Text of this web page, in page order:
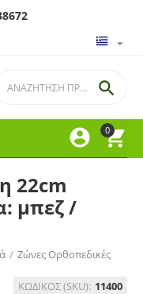
0



22cm
μπεζ /
/ Ζώνες Ορθοπεδικές
ΚΩΔΙΚΟΣ (SKU): 11400